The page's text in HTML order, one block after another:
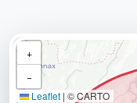
+
−
Leaflet | © CARTO